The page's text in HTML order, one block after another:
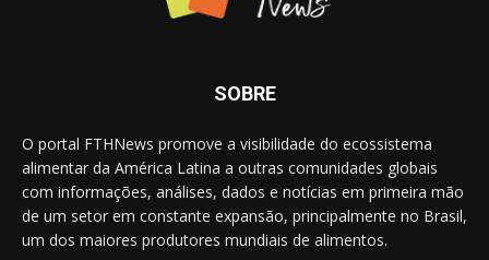
SOBRE
O portal FTHNews promove a visibilidade do ecossistema
alimentar da América Latina a outras comunidades globais
com informações, análises, dados e notícias em primeira mão
de um setor em constante expansão, principalmente no Brasil,
um dos maiores produtores mundiais de alimentos.